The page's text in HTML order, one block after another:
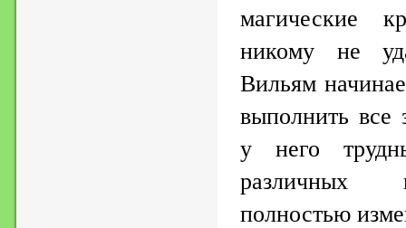
магические
никому не
Вильям
выполнить все
у него
различных
полностью